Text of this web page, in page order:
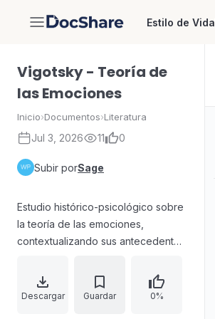
DocShare Estilo de Vida
Vigotsky - Teoría de
las Emociones
Inicio›Documentos›Literatura
Jul 3, 2026 11 0
Subir porSage
Estudio histórico-psicológico sobre
la teoría de las emociones,
contextualizando sus antecedentes
organicista. El texto sitúa la doctrina
de C. G. Lange frente a
Descargar Guardar 0%